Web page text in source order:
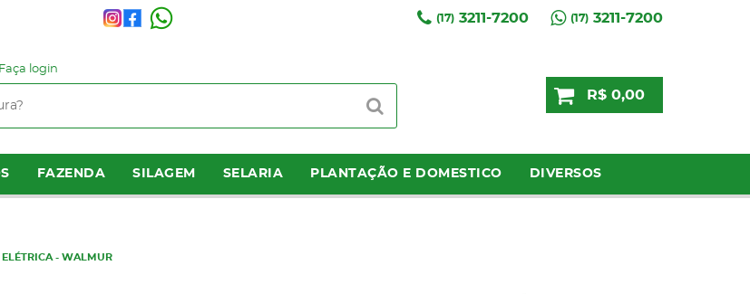
(17)3211-7200 (17)3211-7200
Faça login
R$ 0,00
FAZENDA SILAGEM SELARIA PLANTAÇÃO E DOMESTICO DIVERSOS
- WALMUR